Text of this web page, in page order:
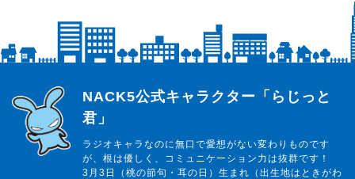
らじっと君
NACK5公式キャラクター「らじっと
君」
ラジオキャラなのに無口で愛想がない変わりものです
が、根は優しく、コミュニケーション力は抜群です！
3月3日（桃の節句・耳の日）生まれ（出生地はときがわ